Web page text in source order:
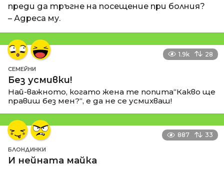
преди да тръгне на посещение при болния?
– Адреса му.
1.9k 28
СЕМЕЙНИ
Без усмивки!
Най-важното, когато жена те попита“Какво ще
правиш без мен?“, е да не се усмихваш!
887 33
БЛОНДИНКИ
И нейната майка